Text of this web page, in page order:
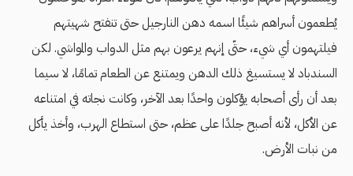
يُطعمون أسراهم شيئًا اسمه دهن النارجيل حتى تنفتح شهيتهم
فيلتهمون أي شيء، حتّى إنهم يرعون بهم مثل الدواب والمواشي. لكن
السندباد لا يستسيغ ذلك الدهن ويمتنع عن الطعام تمامًا، لا سيما
بعد أن رأى أصحابه يؤكلون واحدًا بعد الآخر، وكانت نجاته في امتناعه
عن الأكل، لأنه أصبح جلدًا على عظم، حتى استطاع الهرب، وأخذ يأكل
من نبات الأرض.